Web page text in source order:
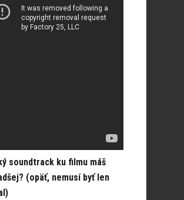
soundtrack ku filmu máš
(opäť, nemusí byť len